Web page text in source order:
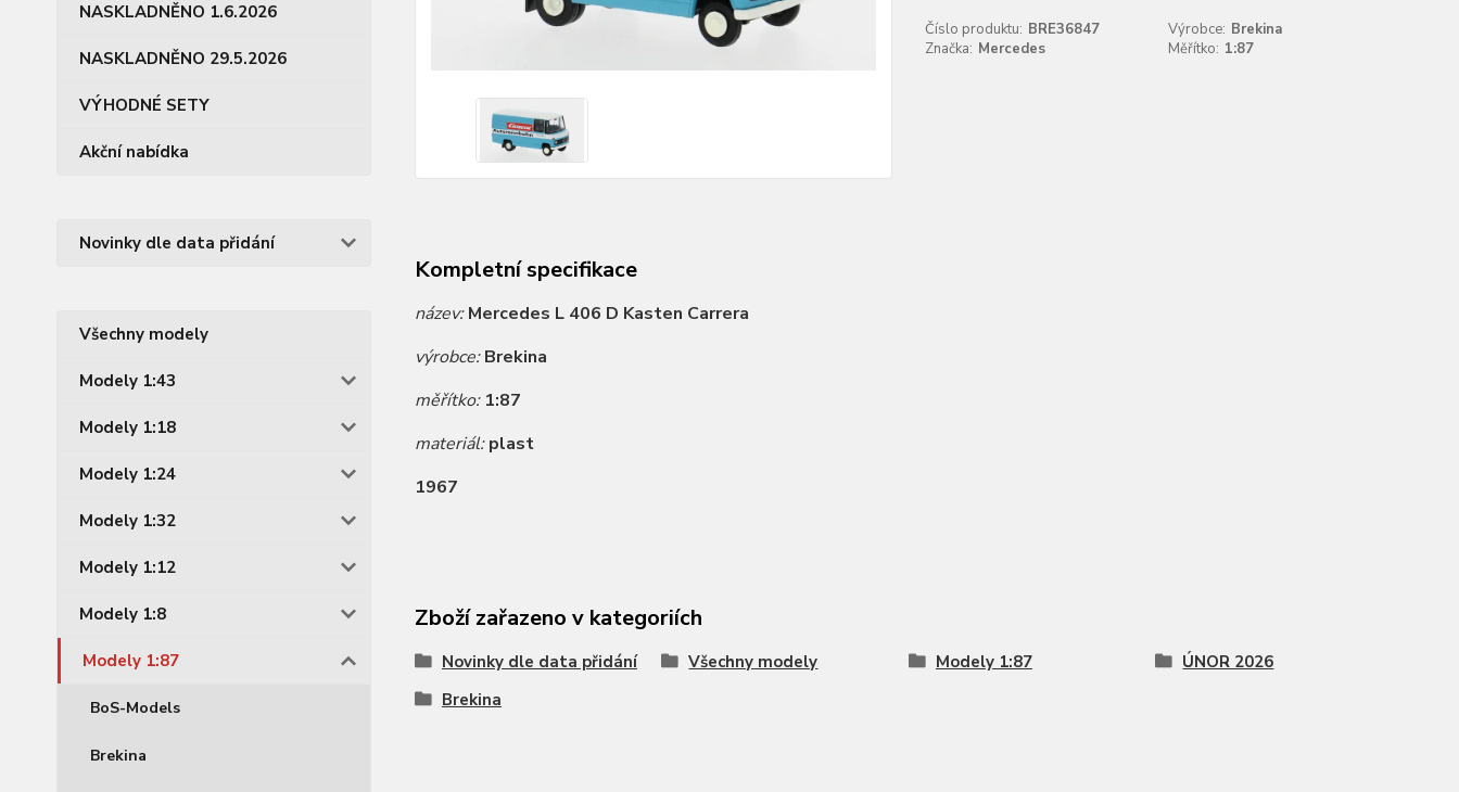
NASKLADNĚNO 1.6.2026
NASKLADNĚNO 29.5.2026
VÝHODNÉ SETY
Akční nabídka
Novinky dle data přidání
Všechny modely
Modely 1:43
Modely 1:18
Modely 1:24
Modely 1:32
Modely 1:12
Modely 1:8
Modely 1:87
BoS-Models
Brekina
Číslo produktu: BRE36847 Výrobce: Brekina
Značka: Mercedes Měřítko: 1:87
Kompletní specifikace
název:Mercedes L 406 D Kasten Carrera
výrobce:Brekina
měřítko: 1:87
materiál:plast
1967
Zboží zařazeno v kategoriích
Novinky dle data přidání Všechny modely Modely 1:87
ÚNOR 2026
Brekina